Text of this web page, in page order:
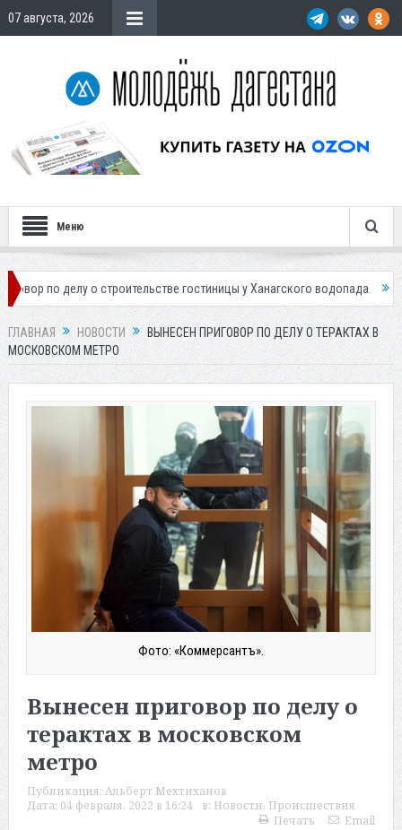
07 августа, 2026
Меню
о строительстве гостиницы у Ханагского водопада Власти
ГЛАВНАЯ НОВОСТИ
ВЫНЕСЕН ПРИГОВОР ПО ДЕЛУ О ТЕРАКТАХ В
МОСКОВСКОМ МЕТРО
Фото: «Коммерсантъ».
Вынесен приговор по делу о
терактах в московском
метро
Публикация: Альберт Мехтиханов
Дата: 04 февраля, 2022 в 16:24 в: Новости, Происшествия
Печать
Email